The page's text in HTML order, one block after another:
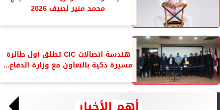
محمد منير لصيف 2026
هندسة اتصالات CIC تطلق أول طائرة
مسيرة ذكية بالتعاون مع وزارة الدفاع...